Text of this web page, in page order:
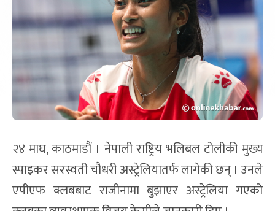
२४ माघ, काठमाडौं । नेपाली राष्ट्रिय भलिबल टोलीकी मुख्य
स्पाइकर सरस्वती चौधरी अस्ट्रेलियातर्फ लागेकी छन् । उनले
एपीएफ क्लबबाट राजीनामा बुझाएर अस्ट्रेलिया गएको